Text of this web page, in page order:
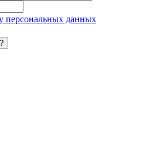
персональных данных